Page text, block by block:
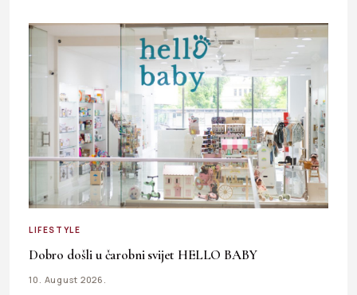
LIFESTYLE
Dobro došli u čarobni svijet HELLO BABY
10. August 2026.